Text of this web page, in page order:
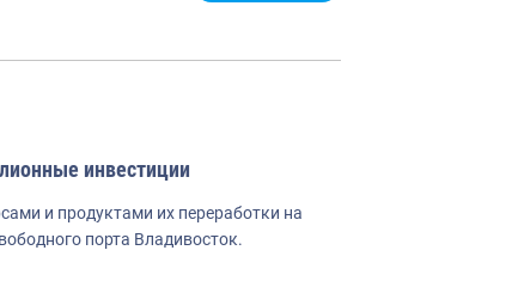
инвестиции
и продуктами их переработки на
порта Владивосток.